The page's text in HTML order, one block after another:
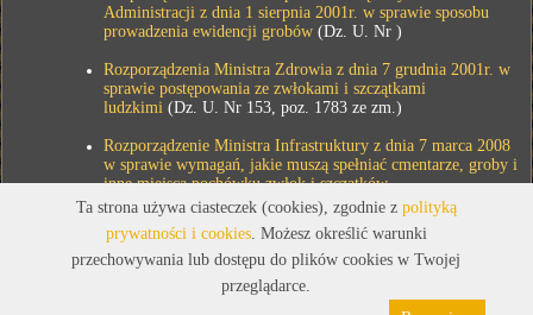
Administracji z dnia 1 sierpnia 2001r. w sprawie sposobu
prowadzenia ewidencji grobów (Dz. U. Nr )
Rozporządzenia Ministra Zdrowia z dnia 7 grudnia 2001r. w
sprawie postępowania ze zwłokami i szczątkami
ludzkimi (Dz. U. Nr 153, poz. 1783 ze zm.)
Rozporządzenie Ministra Infrastruktury z dnia 7 marca 2008
w sprawie wymagań, jakie muszą spełniać cmentarze, groby i
inne miejsca pochówku zwłok i szczątków
Ta strona używa ciasteczek (cookies), zgodnie z polityką
prywatności i cookies. Możesz określić warunki
przechowywania lub dostępu do plików cookies w Twojej
przeglądarce.